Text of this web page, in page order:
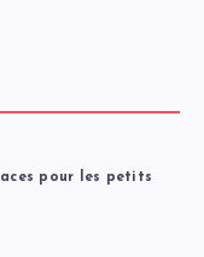
pour les petits